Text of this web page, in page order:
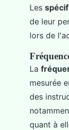
Les
de leur
lors de
La
mesurée
des
quant à